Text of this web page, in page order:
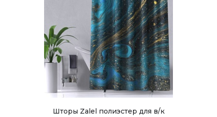
Шторы Zalel полиэстер для в/к